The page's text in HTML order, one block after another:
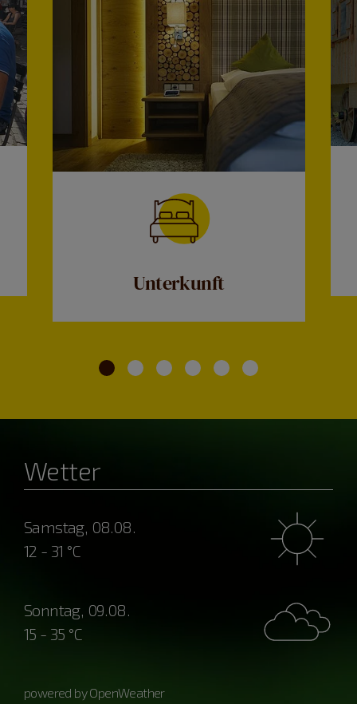
Unterkunft
Wetter
Samstag, 08.08.
12 - 31 °C
Sonntag, 09.08.
15 - 35 °C
powered by OpenWeather